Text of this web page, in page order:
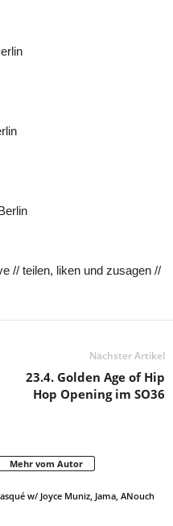
// teilen, liken und zusagen //
Nächster Artikel
23.4. Golden Age of Hip
Hop Opening im SO36
Mehr vom Autor
w/ Joyce Muniz, Jama, ANouch